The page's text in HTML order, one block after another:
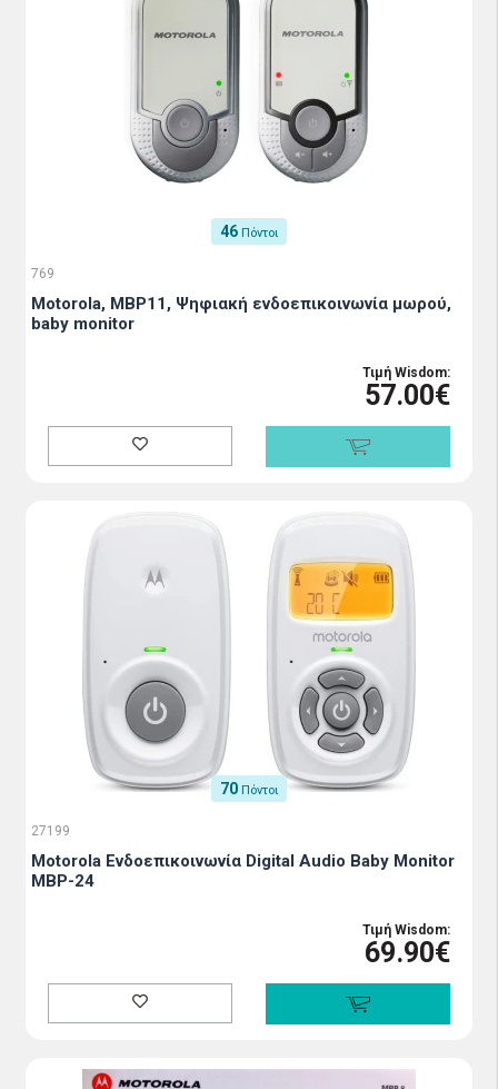
46 Πόντοι
769
Motorola, MBP11, Ψηφιακή ενδοεπικοινωνία μωρού,
baby monitor
Τιμή Wisdom:
57.00€
70 Πόντοι
27199
Motorola Ενδοεπικοινωνία Digital Audio Baby Monitor
MBP-24
Τιμή Wisdom:
69.90€